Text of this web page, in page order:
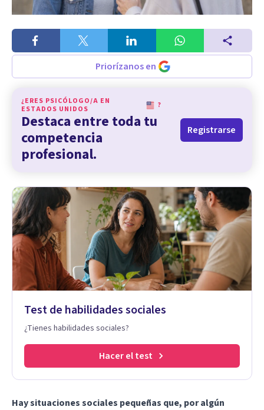
Priorízanos en
¿ERES PSICÓLOGO/A EN
ESTADOS UNIDOS
?
Destaca entre toda tu
competencia
profesional.
Registrarse
Test de habilidades sociales
¿Tienes habilidades sociales?
Hacer el test
Hay situaciones sociales pequeñas que, por algún